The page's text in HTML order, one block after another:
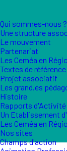
Qui sommes-nous ?
Une structure
Le mouvement
Partenariat
Les Ceméa en
Textes de référence
Projet associatif
Les grand.es
Histoire
Rapports d'Activité
Un Etablissement
Les Ceméa en
Nos sites
Champs d'action